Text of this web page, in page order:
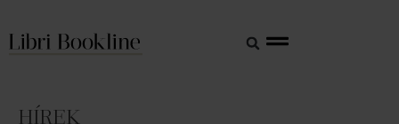
HÍREK